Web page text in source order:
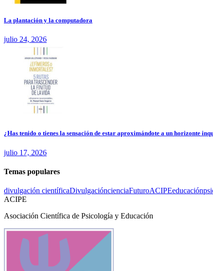
La plantación y la computadora
julio 24, 2026
¿Has tenido o tienes la sensación de estar aproximándote a un horizonte
julio 17, 2026
Temas populares
divulgación científicaDivulgacióncienciaFuturoACIPEeducación
ACIPE
Asociación Científica de Psicología y Educación